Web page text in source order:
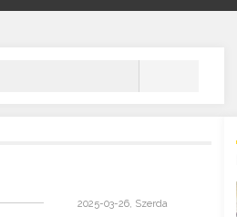
2025-03-26, Szerda